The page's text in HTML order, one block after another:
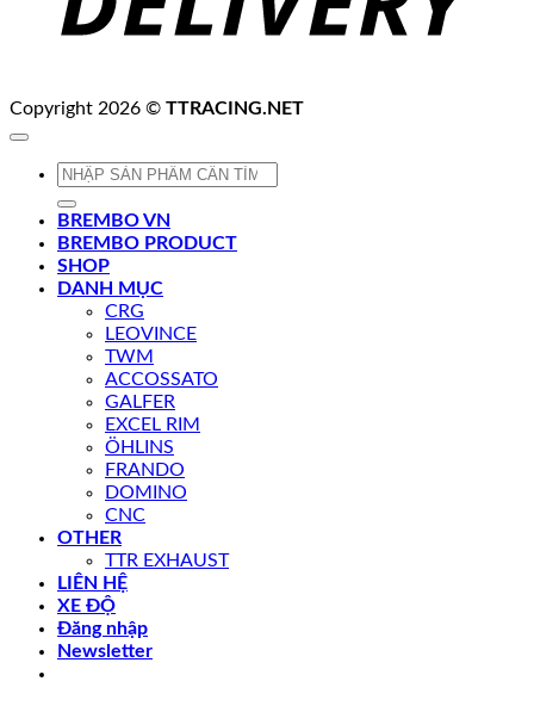
Copyright 2026 © TTRACING.NET
Tìm
BREMBO VN
BREMBO PRODUCT
SHOP
DANH MỤC
CRG
LEOVINCE
TWM
ACCOSSATO
GALFER
EXCEL RIM
ÖHLINS
FRANDO
DOMINO
CNC
OTHER
TTR EXHAUST
LIÊN HỆ
XE ĐỘ
Đăng nhập
Newsletter